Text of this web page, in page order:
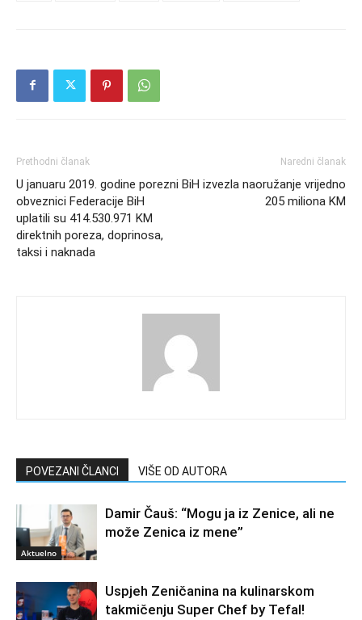
Prethodni članak
U januaru 2019. godine porezni
obveznici Federacije BiH
uplatili su 414.530.971 KM
direktnih poreza, doprinosa,
taksi i naknada
Naredni članak
BiH izvezla naoružanje vrijedno
205 miliona KM
POVEZANI ČLANCI VIŠE OD AUTORA
Aktuelno
Damir Čauš: “Mogu ja iz Zenice, ali ne
može Zenica iz mene”
Uspjeh Zeničanina na kulinarskom
takmičenju Super Chef by Tefal!